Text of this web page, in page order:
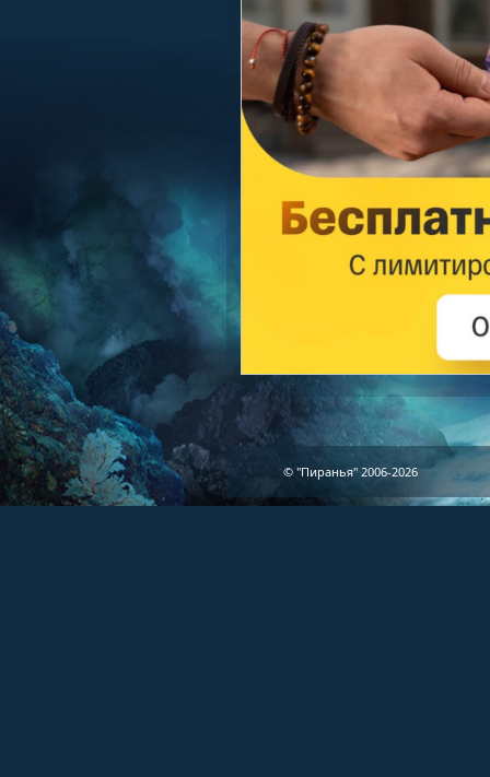
© "Пиранья" 2006-2026